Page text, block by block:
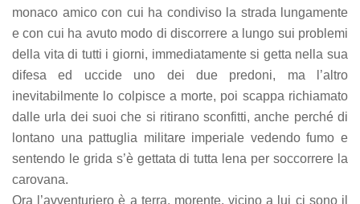
monaco amico con cui ha condiviso la strada lungamente
e con cui ha avuto modo di discorrere a lungo sui problemi
della vita di tutti i giorni, immediatamente si getta nella sua
difesa ed uccide uno dei due predoni, ma l’altro
inevitabilmente lo colpisce a morte, poi scappa richiamato
dalle urla dei suoi che si ritirano sconfitti, anche perché di
lontano una pattuglia militare imperiale vedendo fumo e
sentendo le grida s’è gettata di tutta lena per soccorrere la
carovana.
Ora l’avventuriero è a terra, morente, vicino a lui ci sono il